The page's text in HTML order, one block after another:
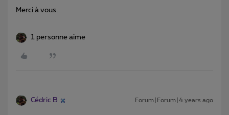
Merci à vous.
1 personne aime
Cédric B Forum|Forum|4 years ago